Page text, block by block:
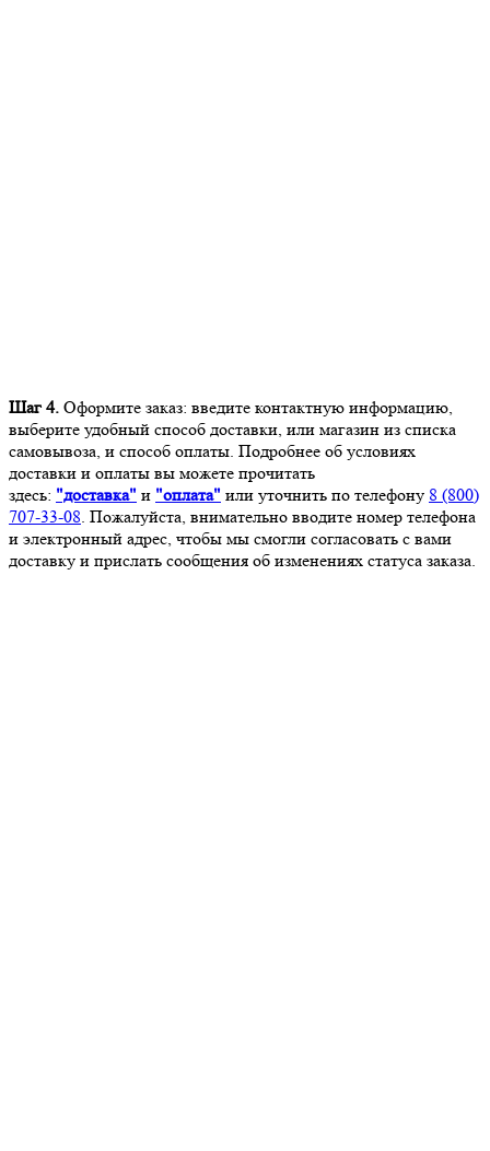
Шаг 4. Оформите заказ: введите контактную информацию,
выберите удобный способ доставки, или магазин из списка
самовывоза, и способ оплаты. Подробнее об условиях
доставки и оплаты вы можете прочитать
здесь: "доставка" и "оплата" или уточнить по телефону 8 (800)
707-33-08. Пожалуйста, внимательно вводите номер телефона
и электронный адрес, чтобы мы смогли согласовать с вами
доставку и прислать сообщения об изменениях статуса заказа.